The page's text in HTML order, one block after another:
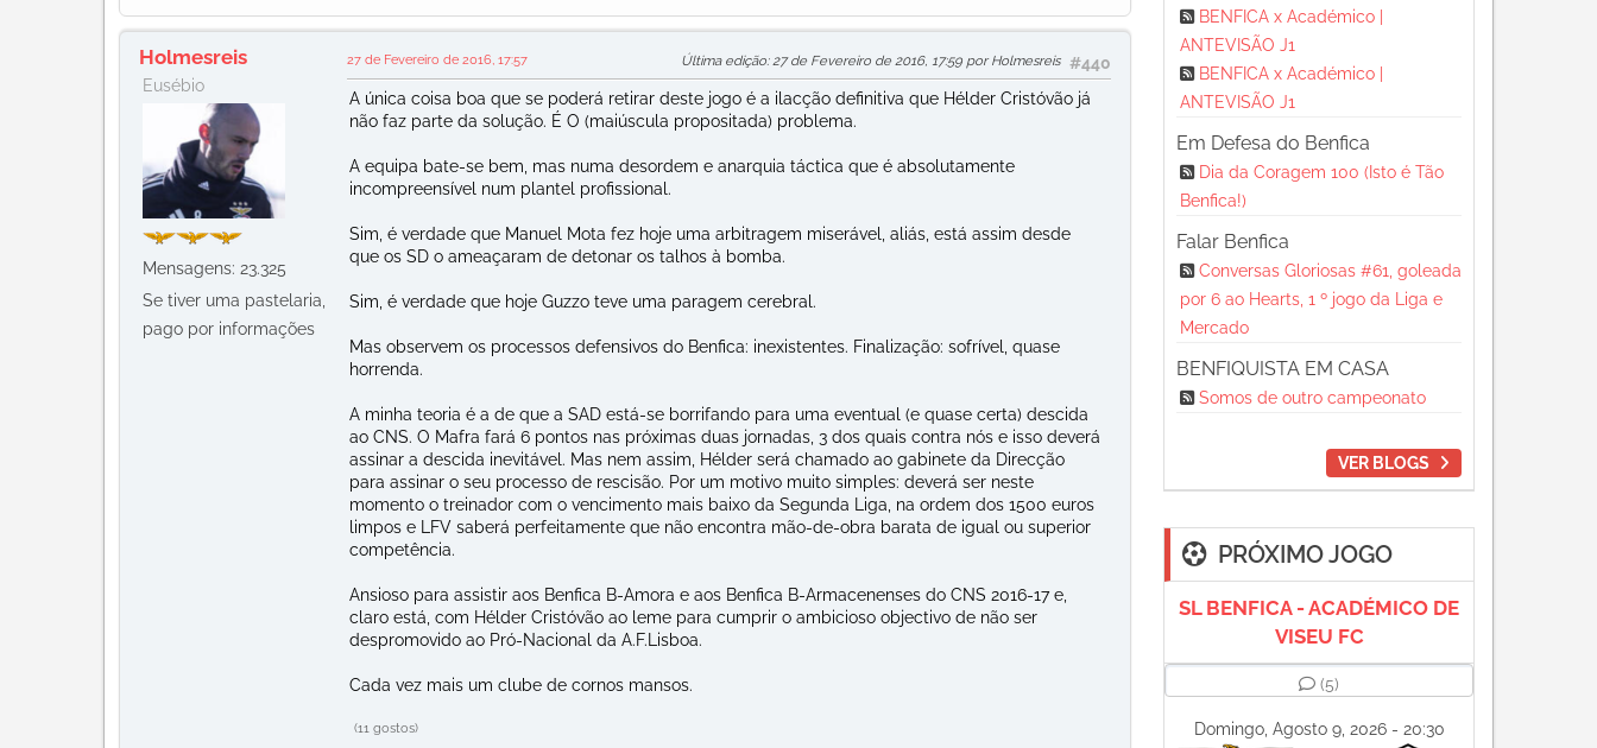
Holmesreis
Eusébio
Mensagens: 23.325
Se tiver uma pastelaria,
pago por informações
#440
27 de Fevereiro de 2016, 17:57 Última edição: 27 de Fevereiro de 2016, 17:59 por Holmesreis
A única coisa boa que se poderá retirar deste jogo é a ilacção definitiva que Hélder Cristóvão já
não faz parte da solução. É O (maiúscula propositada) problema.
A equipa bate-se bem, mas numa desordem e anarquia táctica que é absolutamente
incompreensível num plantel profissional.
Sim, é verdade que Manuel Mota fez hoje uma arbitragem miserável, aliás, está assim desde
que os SD o ameaçaram de detonar os talhos à bomba.
Sim, é verdade que hoje Guzzo teve uma paragem cerebral.
Mas observem os processos defensivos do Benfica: inexistentes. Finalização: sofrível, quase
horrenda.
A minha teoria é a de que a SAD está-se borrifando para uma eventual (e quase certa) descida
ao CNS. O Mafra fará 6 pontos nas próximas duas jornadas, 3 dos quais contra nós e isso deverá
assinar a descida inevitável. Mas nem assim, Hélder será chamado ao gabinete da Direcção
para assinar o seu processo de rescisão. Por um motivo muito simples: deverá ser neste
momento o treinador com o vencimento mais baixo da Segunda Liga, na ordem dos 1500 euros
limpos e LFV saberá perfeitamente que não encontra mão-de-obra barata de igual ou superior
competência.
Ansioso para assistir aos Benfica B-Amora e aos Benfica B-Armacenenses do CNS 2016-17 e,
claro está, com Hélder Cristóvão ao leme para cumprir o ambicioso objectivo de não ser
despromovido ao Pró-Nacional da A.F.Lisboa.
Cada vez mais um clube de cornos mansos.
(11 gostos)
BENFICA x Académico |
ANTEVISÃO J1
BENFICA x Académico |
ANTEVISÃO J1
Em Defesa do Benfica
Dia da Coragem 100 (Isto é Tão
Benfica!)
Falar Benfica
Conversas Gloriosas #61, goleada
por 6 ao Hearts, 1 º jogo da Liga e
Mercado
BENFIQUISTA EM CASA
Somos de outro campeonato
VER BLOGS
PRÓXIMO JOGO
SL BENFICA - ACADÉMICO DE
VISEU FC
(5)
Domingo, Agosto 9, 2026 - 20:30